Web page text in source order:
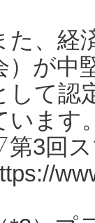
た、経
）が中
して認
います
3回ス